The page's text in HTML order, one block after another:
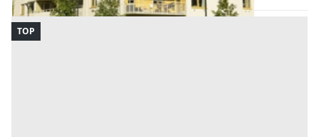
TOP